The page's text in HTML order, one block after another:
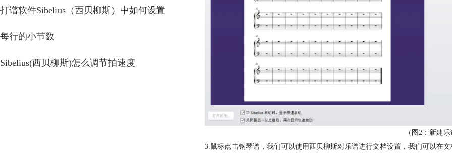
打谱软件Sibelius（西贝柳斯）中如何设置
每行的小节数
Sibelius(西贝柳斯)怎么调节拍速度
（图2：新建
3.鼠标点击钢琴谱，我们可以使用西贝柳斯对乐谱进行文档设置，我们可以在